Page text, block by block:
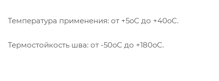
Температура применения: от +5oС до +40oС.
Термостойкость шва: от -50oС до +180oС.